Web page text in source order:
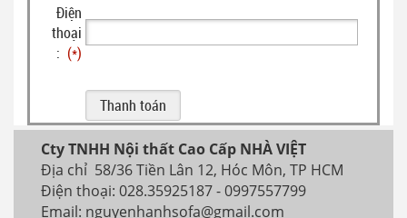
Điện
thoại
: (*)
Cty TNHH Nội thất Cao Cấp NHÀ VIỆT
Địa chỉ 58/36 Tiền Lân 12, Hóc Môn, TP HCM
Điện thoại: 028.35925187 - 0997557799
Email: nguyenhanhsofa@gmail.com